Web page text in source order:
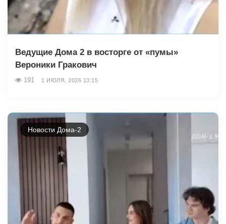
Ведущие Дома 2 в восторге от «пумы»
Вероники Гракович
191 1 ИЮЛЯ, 2026 13:15
Новости Дома-2